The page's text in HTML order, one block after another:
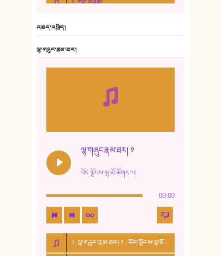
5. ཀོང་གཞས།
10. ཆང་གཞས། ༣
15. ཤམ་པ་ལ་ཡི་སྲས་མོ།
16. ལྷ་བུ་དར་བུ།
17. ང་བོད་པ་ཡིན། - ཕུར་བུ་རྣམ་རྒྱལ།
འཆད་འཁྲིད།
ལྷ་གཞུང་རྣམ་ཐར།
ལྷ་གཞུང་རྣམ་ཐར། ༡
བོད་ལྗོངས་ལྷ་མོ་ཚོགས་པ།
00:00
1. ལྷ་གཞུང་རྣམ་ཐར། ༡ - བོད་ལྗོངས་ལྷ་མོ་ཚོགས་པ།